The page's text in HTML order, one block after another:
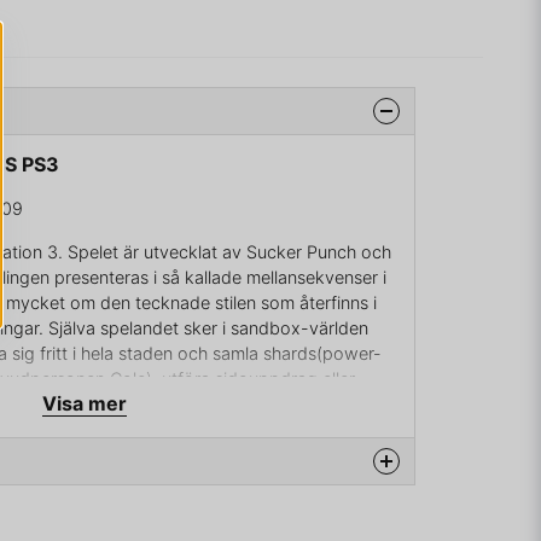
PS3
3. Spelet är utvecklat av Sucker Punch och
presenteras i så kallade mellansekvenser i
mycket om den tecknade stilen som återfinns i
Själva spelandet sker i sandbox-världen
sig fritt i hela staden och samla shards(power-
Cole), utföra sidouppdrag eller
de handlingsdrivande huvuduppdragen.
så kraftigt att flera kvarter total förstörs och
Visa mer
produkten...